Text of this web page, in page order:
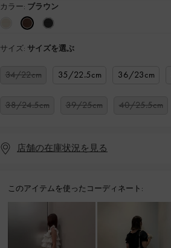
カラー: ブラウン
サイズ: サイズを選ぶ
34/22cm 35/22.5cm 36/23cm
38/24.5cm 39/25cm 40/25.5cm
店舗の在庫状況を見る
このアイテムを使ったコーディネート: